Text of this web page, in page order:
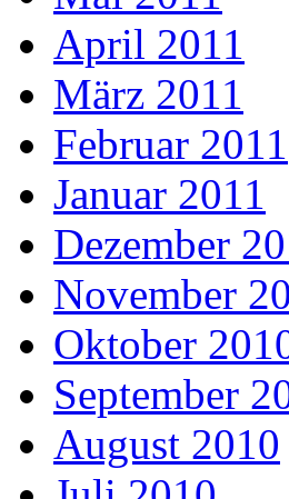
April 2011
März 2011
Februar 2011
Januar 2011
Dezember
November
Oktober
September
August 2010